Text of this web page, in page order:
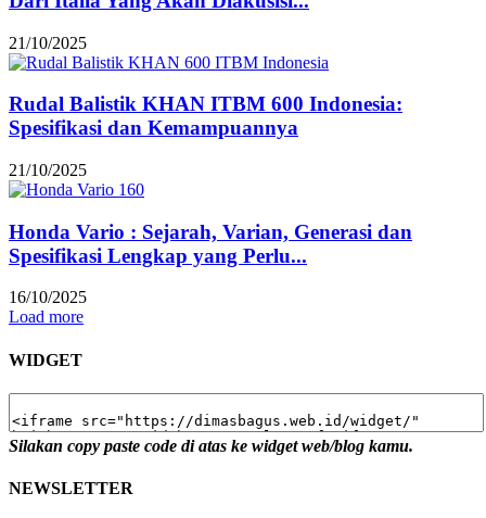
21/10/2025
Rudal Balistik KHAN ITBM 600 Indonesia:
Spesifikasi dan Kemampuannya
21/10/2025
Honda Vario : Sejarah, Varian, Generasi dan
Spesifikasi Lengkap yang Perlu...
16/10/2025
Load more
WIDGET
Silakan copy paste code di atas ke widget web/blog kamu.
NEWSLETTER